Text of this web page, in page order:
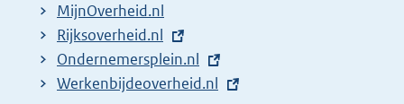
l
i
n
k
MijnOverheid.nl
E
x
t
Rijksoverheid.nl
E
x
Ondernemersplein.nl
E
Werkenbijdeoverheid.nl